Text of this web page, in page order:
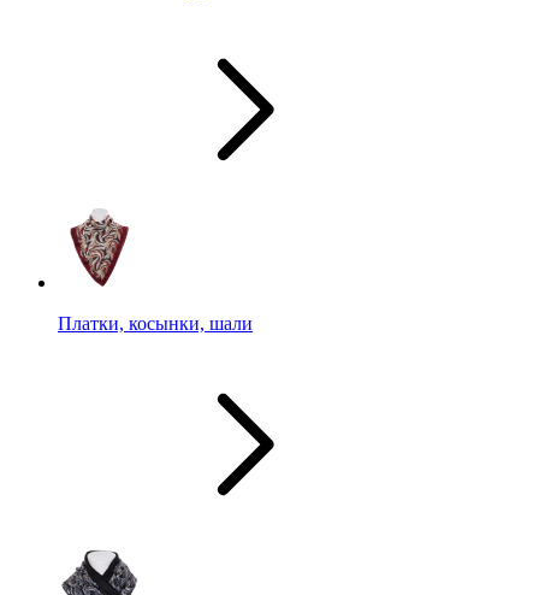
Платки, косынки, шали